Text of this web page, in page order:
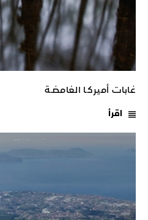
غابات أميركـا الغامضـة
اقرأ